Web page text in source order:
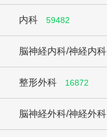
内科 59482
脳神経内科/神経内科
整形外科 16872
脳神経外科/神経外科